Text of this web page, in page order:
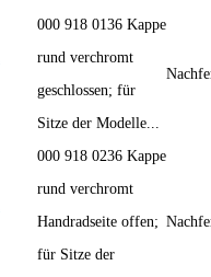
000 918 0136 Kappe
rund verchromt
geschlossen; für
Sitze der Modelle...
000 918 0236 Kappe
rund verchromt
Handradseite offen;
für Sitze der